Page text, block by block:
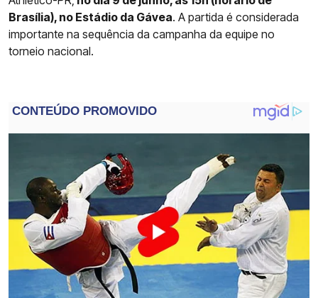
Brasília), no Estádio da Gávea. A partida é considerada
importante na sequência da campanha da equipe no
torneio nacional.